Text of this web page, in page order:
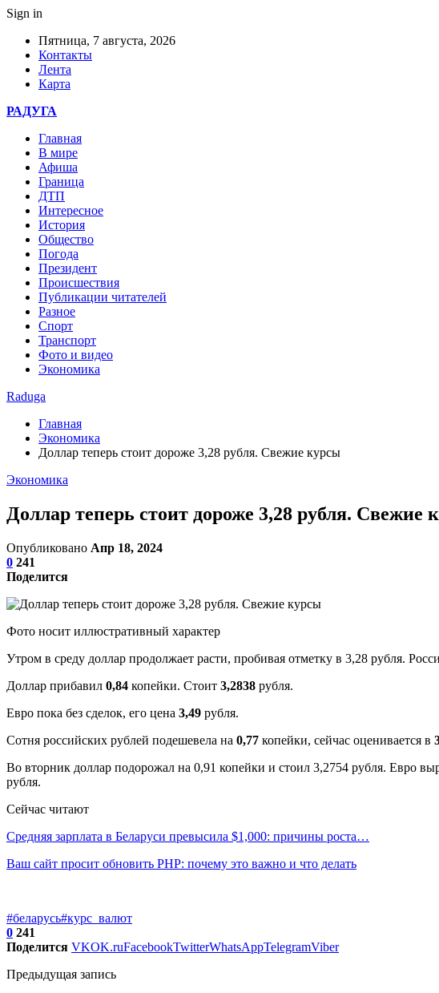
Sign in
Пятница, 7 августа, 2026
Контакты
Лента
Карта
РАДУГА
Главная
В мире
Афиша
Граница
ДТП
Интересное
История
Общество
Погода
Президент
Происшествия
Публикации читателей
Разное
Спорт
Транспорт
Фото и видео
Экономика
Raduga
Главная
Экономика
Доллар теперь стоит дороже 3,28 рубля. Свежие курсы
Экономика
Доллар теперь стоит дороже 3,28 рубля. Свежие
Опубликовано Апр 18, 2024
0 241
Поделится
Фото носит иллюстративный характер
Утром в среду доллар продолжает расти, пробивая отметку в 3,28 рубля.
Доллар прибавил 0,84 копейки. Стоит 3,2838 рубля.
Евро пока без сделок, его цена 3,49 рубля.
Сотня российских рублей подешевела на 0,77 копейки, сейчас оценивается в
Во вторник доллар подорожал на 0,91 копейки и стоил 3,2754 рубля. Евро
рубля.
Сейчас читают
Средняя зарплата в Беларуси превысила $1,000: причины роста…
Ваш сайт просит обновить PHP: почему это важно и что делать
#беларусь#курс_валют
0 241
Поделится VKOK.ruFacebookTwitterWhatsAppTelegramViber
Предыдущая запись